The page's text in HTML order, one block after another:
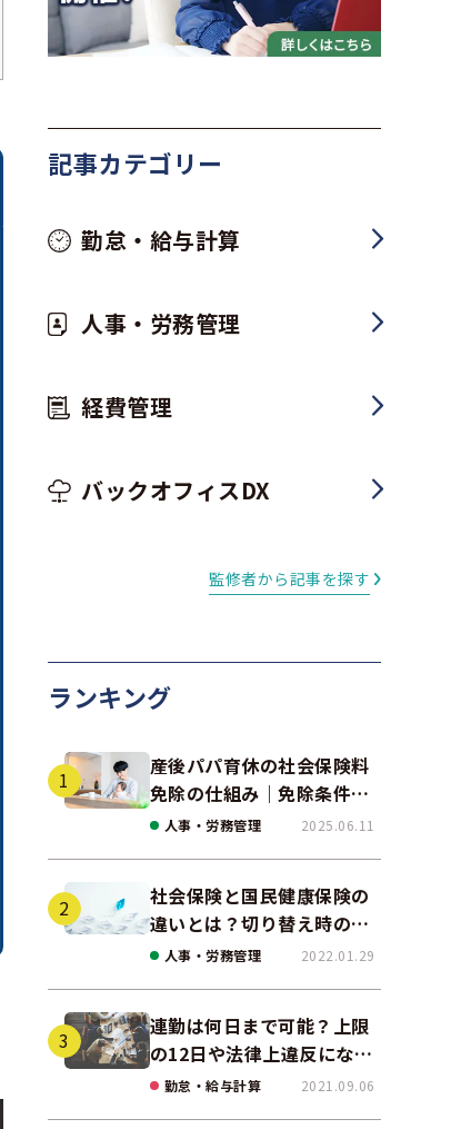
記事カテゴリー
勤怠・給与計算
人事・労務管理
経費管理
バックオフィスDX
監修者から記事を探す
ランキング
産後パパ育休の社会保険料
免除の仕組み｜免除条件と
事例、手続きの注意点を解
人事・労務管理 2025.06.11
社会保険と国民健康保険の
違いとは？切り替え時の手
続きや任意継続について解
人事・労務管理 2022.01.29
連勤は何日まで可能？上限
の12日や法律上違反になる
場合も解説
勤怠・給与計算 2021.09.06